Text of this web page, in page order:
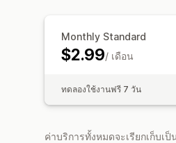
Monthly Standard
$2.99/ เดือน
ทดลองใช้งานฟรี 7 วัน
ค่าบริการทั้งหมดจะเรียกเก็บเ